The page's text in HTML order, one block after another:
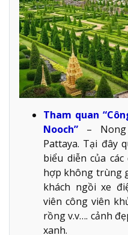
Tham quan
Nooch” –
Pattaya. Tại đây
biểu diễn của
hợp không trùng
khách ngồi xe
viên công viên
rồng v.v…. cảnh
xanh.